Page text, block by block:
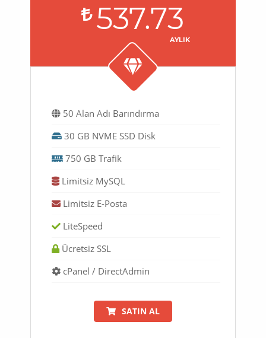
537.73
AYLIK
50 Alan Adı Barındırma
30 GB NVME SSD Disk
750 GB Trafik
Limitsiz MySQL
Limitsiz E-Posta
LiteSpeed
Ücretsiz SSL
cPanel / DirectAdmin
SATIN AL